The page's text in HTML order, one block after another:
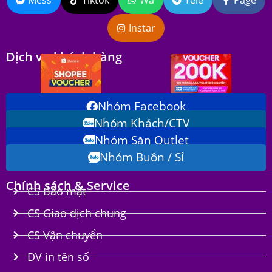
Instar
Dịch vụ khách hàng
Nhóm Facebook
Nhóm Khách/CTV
Nhóm Săn Outlet
Nhóm Buôn / Sỉ
Chính sách & Service
CS Bảo mật
CS Giao dịch chung
CS Vận chuyển
DV in tên số